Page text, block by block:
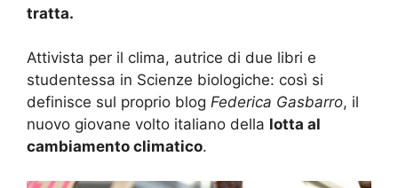
tratta.
Attivista per il clima, autrice di due libri e
studentessa in Scienze biologiche: così si
definisce sul proprio blog Federica Gasbarro, il
nuovo giovane volto italiano della lotta al
cambiamento climatico.